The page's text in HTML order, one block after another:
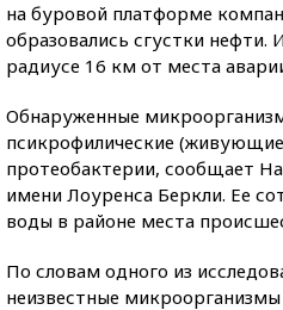
на буровой платформе
образовались сгустки нефти.
радиусе 16 км от места
Обнаруженные
псикрофилические
протеобактерии, сообщает
имени Лоуренса Беркли. Ее
воды в районе места
По словам одного из
неизвестные